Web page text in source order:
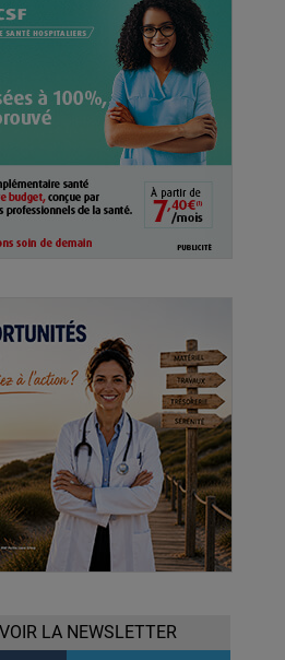
LA NEWSLETTER